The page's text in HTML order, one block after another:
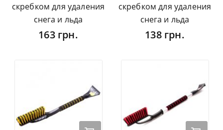
скребком для удаления
снега и льда
163 грн.
скребком для удаления
снега и льда
138 грн.